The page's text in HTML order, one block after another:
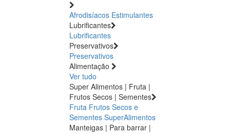
Afrodisíacos Estimulantes
Lubrificantes
Lubrificantes
Preservativos
Preservativos
Alimentação
Ver tudo
Super Alimentos | Fruta |
Frutos Secos | Sementes
Fruta Frutos Secos e
Sementes SuperAlimentos
Manteigas | Para barrar |